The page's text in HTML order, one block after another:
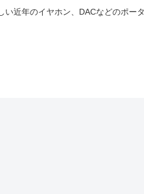
い近年のイヤホン、DACなどのポー